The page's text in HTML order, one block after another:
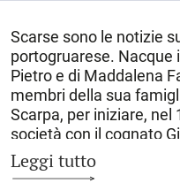
Scarse sono le notizie
portogruarese. Nacque il
Pietro e di Maddalena
membri della sua
Scarpa, per iniziare, nel
società con il cognato
l’istituzione dello
ottenne la medaglia
Leggi tutto